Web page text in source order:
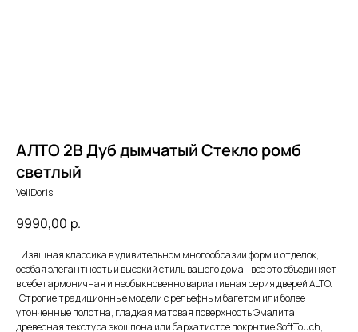
АЛТО 2В Дуб дымчатый Стекло ромб
светлый
VellDoris
9990,00 р.
Изящная классика в удивительном многообразии форм и отделок,
особая элегантность и высокий стиль вашего дома - все это объединяет
в себе гармоничная и необыкновенно вариативная серия дверей ALTO.
Строгие традиционные модели с рельефным багетом или более
утонченные полотна, гладкая матовая поверхность Эмалита,
древесная текстура экошпона или бархатистое покрытие SoftTouch,